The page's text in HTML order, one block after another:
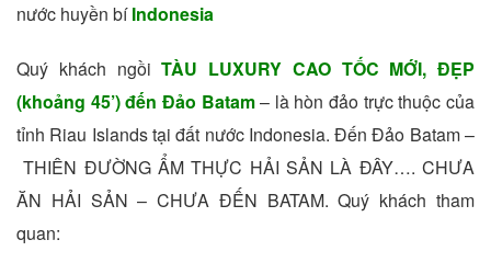
nước huyền bíIndonesia
Quý khách ngồiTÀU LUXURY CAO TỐC MỚI, ĐẸP
(khoảng 45’) đến Đảo Batam– là hòn đảo trực thuộc của
tỉnh Riau Islands tại đất nước Indonesia. Đến Đảo Batam –
THIÊN ĐƯỜNG ẨM THỰC HẢI SẢN LÀ ĐÂY…. CHƯA
ĂN HẢI SẢN – CHƯA ĐẾN BATAM. Quý khách tham
quan: